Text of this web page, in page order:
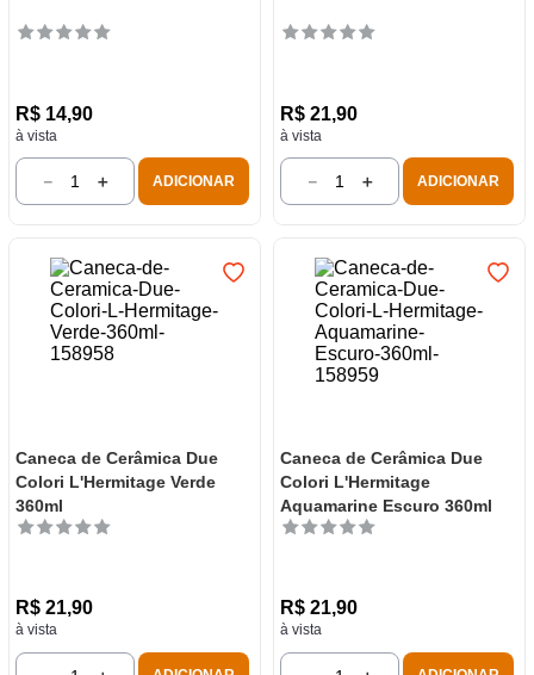
R$ 14,90
à vista
＋
－ ADICIONAR
R$ 21,90
à vista
＋
－ ADICIONAR
Caneca de Cerâmica Due
Colori L'Hermitage Verde
360ml
R$ 21,90
à vista
Caneca de Cerâmica Due
Colori L'Hermitage
Aquamarine Escuro 360ml
R$ 21,90
à vista